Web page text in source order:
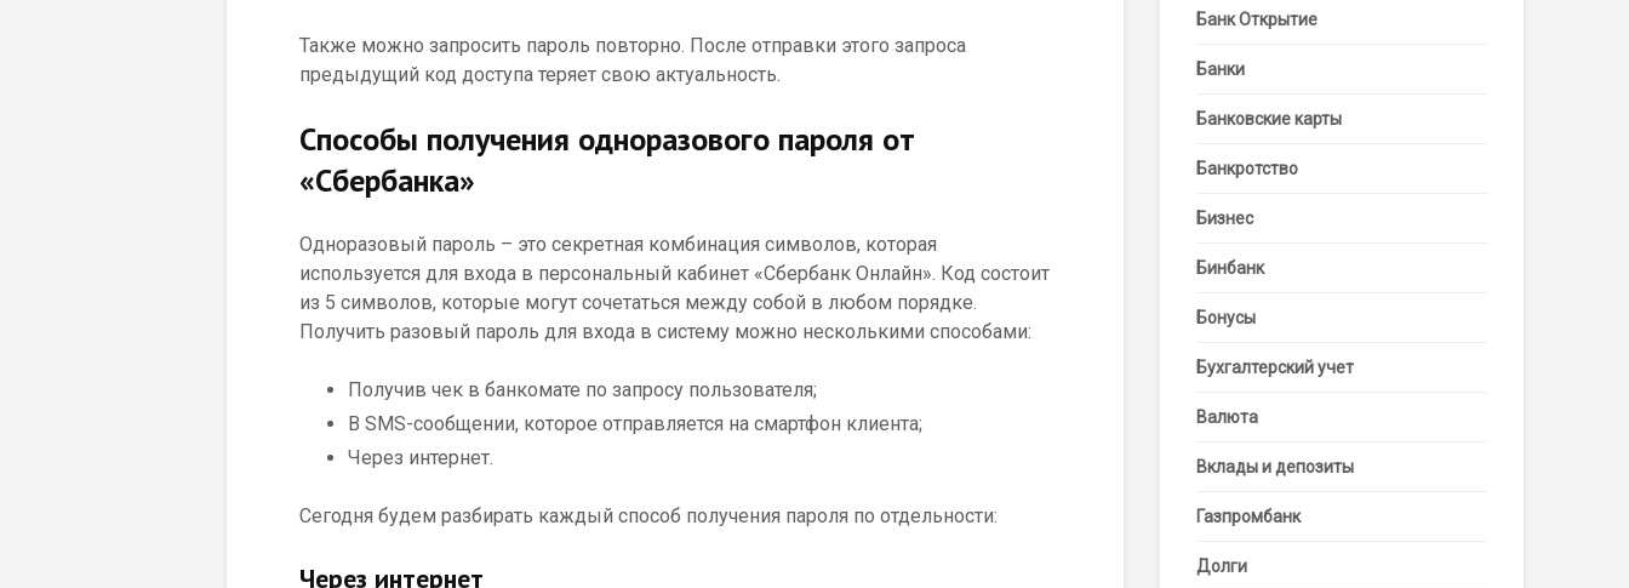
Также можно запросить пароль повторно. После отправки этого запроса
предыдущий код доступа теряет свою актуальность.
Способы получения одноразового пароля от
«Сбербанка»
Одноразовый пароль – это секретная комбинация символов, которая
используется для входа в персональный кабинет «Сбербанк Онлайн». Код состоит
из 5 символов, которые могут сочетаться между собой в любом порядке.
Получить разовый пароль для входа в систему можно несколькими способами:
Получив чек в банкомате по запросу пользователя;
В SMS-сообщении, которое отправляется на смартфон клиента;
Через интернет.
Сегодня будем разбирать каждый способ получения пароля по отдельности:
Через интернет
Банк Открытие
Банки
Банковские карты
Банкротство
Бизнес
Бинбанк
Бонусы
Бухгалтерский учет
Валюта
Вклады и депозиты
Газпромбанк
Долги